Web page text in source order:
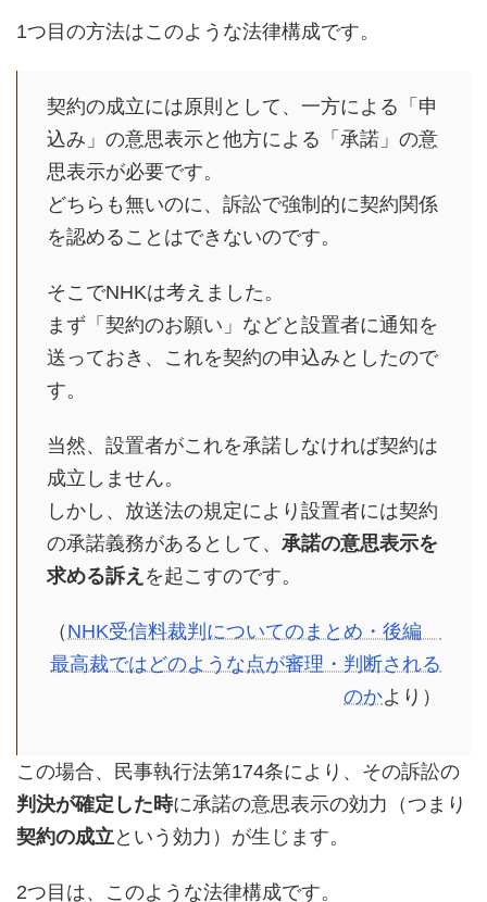
1つ目の方法はこのような法律構成です。
契約の成立には原則として、一方による「申
込み」の意思表示と他方による「承諾」の意
思表示が必要です。
どちらも無いのに、訴訟で強制的に契約関係
を認めることはできないのです。
そこでNHKは考えました。
まず「契約のお願い」などと設置者に通知を
送っておき、これを契約の申込みとしたので
す。
当然、設置者がこれを承諾しなければ契約は
成立しません。
しかし、放送法の規定により設置者には契約
の承諾義務があるとして、 承諾の意思表示を
求める訴え を起こすのです。
（ NHK受信料裁判についてのまとめ・後編
最高裁ではどのような点が審理・判断される
のかより）
この場合、民事執行法第174条により、その訴訟の
判決が確定した時に承諾の意思表示の効力（つまり
契約の成立という効力）が生じます。
2つ目は、このような法律構成です。